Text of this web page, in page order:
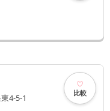
4-5-1 比較